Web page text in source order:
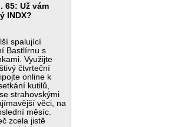
65: Už vám
INDX?
spalující
Bastlírnu s
Využijte
čtvrteční
online k
kutilů,
strahovskými
věci, na
měsíc.
zcela jistě